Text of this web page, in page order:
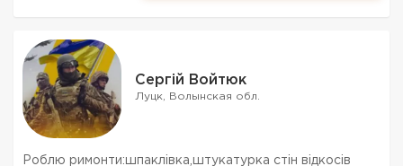
Сергій Войтюк
Луцк, Волынская обл.
Роблю римонти:шпаклівка,штукатурка стін відкосів